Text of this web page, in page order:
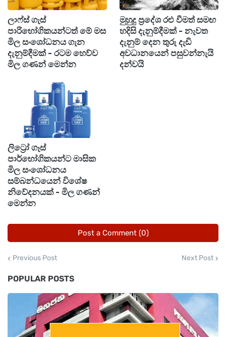
පාරිභෝගිකයින්ට සහනයක් ලබා දෙයි.
ලාෆ්ස් ගැස්
පාරිභෝගිකයන්ටත් මේ මස
මිල සංශෝධනය ගැන
දැනුම්දීමක් - රටම හෙව්ව
මිල ගණන් මෙන්න
මුහුදු ප්‍රදේශ රළු වීමත් සමඟ
හදිසි දැනුම්දීමක් - නැවත
දැනුම් දෙන තුරු දැඩි
අවධානයෙන් පසුවන්නැයි
දන්වයි
ලිට්‍රෝ ගෑස්
පාර්භෝගිකයන්ට මාසික
මිල සංශෝධනය
සම්බන්ධයෙන් විශේෂ
නිවේදනයක් - මිල ගණන්
මෙන්න
Post a Comment (0)
Previous Post Next Post
POPULAR POSTS